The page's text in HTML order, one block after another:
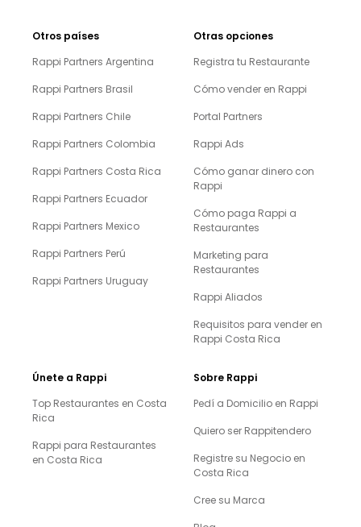
Otros países
Rappi Partners Argentina
Rappi Partners Brasil
Rappi Partners Chile
Rappi Partners Colombia
Rappi Partners Costa Rica
Rappi Partners Ecuador
Rappi Partners Mexico
Rappi Partners Perú
Rappi Partners Uruguay
Otras opciones
Registra tu Restaurante
Cómo vender en Rappi
Portal Partners
Rappi Ads
Cómo ganar dinero con
Rappi
Cómo paga Rappi a
Restaurantes
Marketing para
Restaurantes
Rappi Aliados
Requisitos para vender en
Rappi Costa Rica
Únete a Rappi
Top Restaurantes en Costa
Rica
Rappi para Restaurantes
en Costa Rica
Sobre Rappi
Pedí a Domicilio en Rappi
Quiero ser Rappitendero
Registre su Negocio en
Costa Rica
Cree su Marca